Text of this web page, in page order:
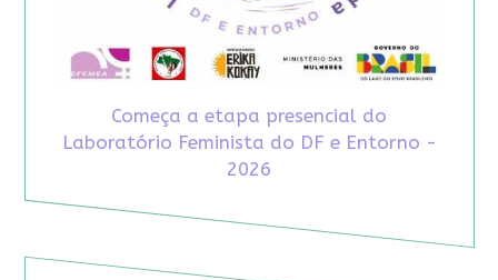
Começa a etapa presencial do
Laboratório Feminista do DF e Entorno -
2026